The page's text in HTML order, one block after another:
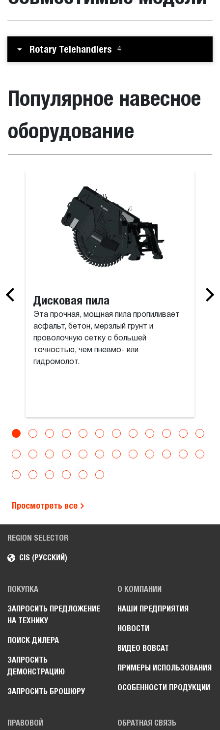
Rotary Telehandlers 4
Популярное навесное
оборудование
Дисковая пила
Эта прочная, мощная пила пропиливает
асфальт, бетон, мерзлый грунт и
проволочную сетку с большей
точностью, чем пневмо- или
гидромолот.
Просмотреть все
REGION SELECTOR
CIS (РУССКИЙ)
ПОКУПКА
ЗАПРОСИТЬ ПРЕДЛОЖЕНИЕ
НА ТЕХНИКУ
ПОИСК ДИЛЕРА
ЗАПРОСИТЬ
ДЕМОНСТРАЦИЮ
ЗАПРОСИТЬ БРОШЮРУ
О КОМПАНИИ
НАШИ ПРЕДПРИЯТИЯ
НОВОСТИ
ВИДЕО BOBCAT
ПРИМЕРЫ ИСПОЛЬЗОВАНИЯ
ОСОБЕННОСТИ ПРОДУКЦИИ
ПРАВОВОЙ ОБРАТНАЯ СВЯЗЬ